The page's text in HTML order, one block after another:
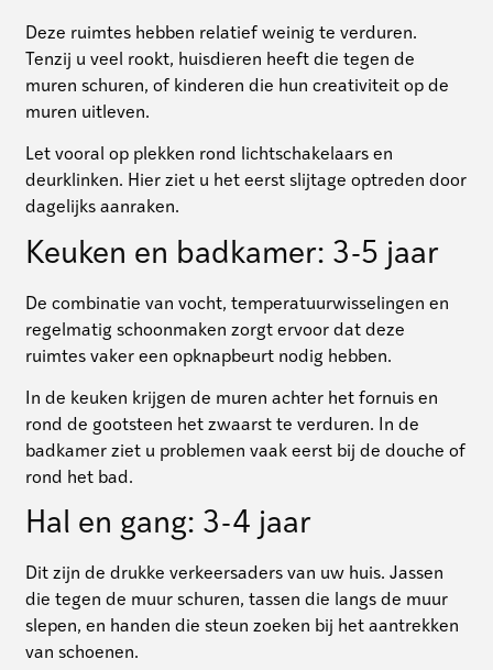
Deze ruimtes hebben relatief weinig te verduren.
Tenzij u veel rookt, huisdieren heeft die tegen de
muren schuren, of kinderen die hun creativiteit op de
muren uitleven.
Let vooral op plekken rond lichtschakelaars en
deurklinken. Hier ziet u het eerst slijtage optreden door
dagelijks aanraken.
Keuken en badkamer: 3-5 jaar
De combinatie van vocht, temperatuurwisselingen en
regelmatig schoonmaken zorgt ervoor dat deze
ruimtes vaker een opknapbeurt nodig hebben.
In de keuken krijgen de muren achter het fornuis en
rond de gootsteen het zwaarst te verduren. In de
badkamer ziet u problemen vaak eerst bij de douche of
rond het bad.
Hal en gang: 3-4 jaar
Dit zijn de drukke verkeersaders van uw huis. Jassen
die tegen de muur schuren, tassen die langs de muur
slepen, en handen die steun zoeken bij het aantrekken
van schoenen.